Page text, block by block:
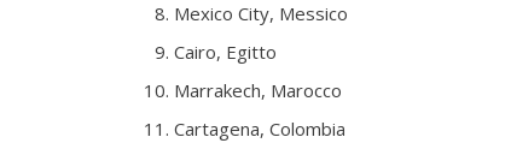
Mexico City, Messico
Cairo, Egitto
Marrakech, Marocco
Cartagena, Colombia